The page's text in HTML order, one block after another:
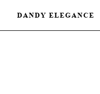
DANDY ELEGANCE